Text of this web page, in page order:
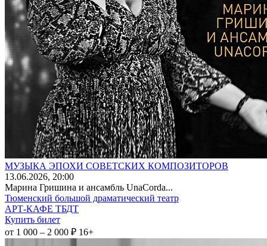
МУЗЫКА ЭПОХИ СОВЕТСКИХ КОМПОЗИТОРОВ
13.06.2026, 20:00
Марина Гришина и ансамбль UnaCorda...
Тюменский большой драматический театр
АРТ-КАФЕ ТБДТ
Купить билет
от 1 000 – 2 000 ₽ 16+